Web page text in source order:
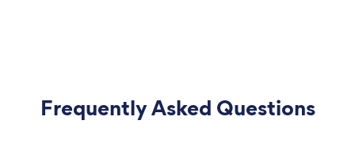
Frequently Asked Questions